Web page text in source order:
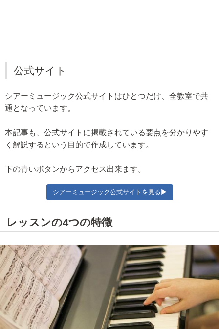
公式サイト
シアーミュージック公式サイトはひとつだけ、全教室で共
通となっています。
本記事も、公式サイトに掲載されている要点を分かりやす
く解説するという目的で作成しています。
下の青いボタンからアクセス出来ます。
シアーミュージック公式サイトを見る▶
レッスンの4つの特徴